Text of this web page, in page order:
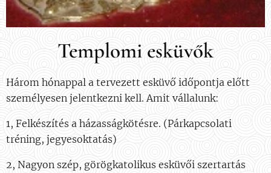
Templomi esküvők
Három hónappal a tervezett esküvő időpontja előtt
személyesen jelentkezni kell. Amit vállalunk:
1, Felkészítés a házasságkötésre. (Párkapcsolati
tréning, jegyesoktatás)
2, Nagyon szép, görögkatolikus esküvői szertartás